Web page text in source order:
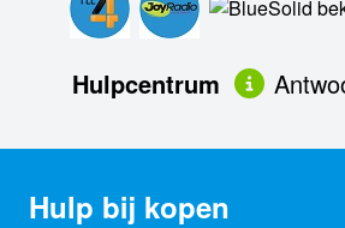
Hulpcentrum
Hulp bij kopen